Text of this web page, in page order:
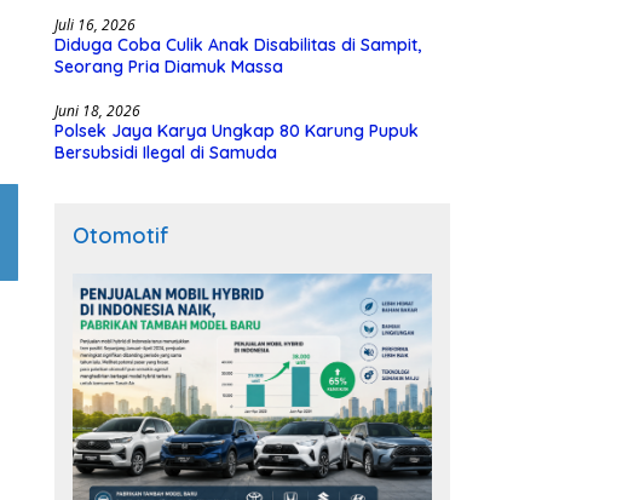
Juli 16, 2026
Diduga Coba Culik Anak Disabilitas di Sampit,
Seorang Pria Diamuk Massa
Juni 18, 2026
Polsek Jaya Karya Ungkap 80 Karung Pupuk
Bersubsidi Ilegal di Samuda
Otomotif